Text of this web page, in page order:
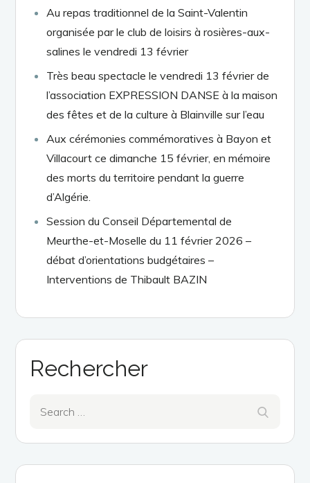
Au repas traditionnel de la Saint-Valentin
organisée par le club de loisirs à rosières-aux-
salines le vendredi 13 février
Très beau spectacle le vendredi 13 février de
l’association EXPRESSION DANSE à la maison
des fêtes et de la culture à Blainville sur l’eau
Aux cérémonies commémoratives à Bayon et
Villacourt ce dimanche 15 février, en mémoire
des morts du territoire pendant la guerre
d’Algérie.
Session du Conseil Départemental de
Meurthe-et-Moselle du 11 février 2026 –
débat d’orientations budgétaires –
Interventions de Thibault BAZIN
Rechercher